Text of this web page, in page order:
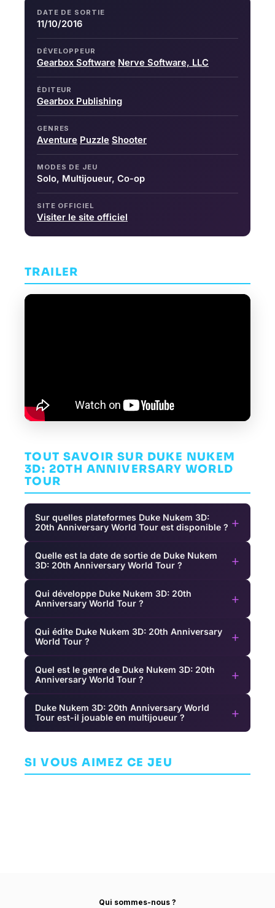
DATE DE SORTIE
11/10/2016
DÉVELOPPEUR
Gearbox Software Nerve Software, LLC
ÉDITEUR
Gearbox Publishing
GENRES
Aventure Puzzle Shooter
MODES DE JEU
Solo, Multijoueur, Co-op
SITE OFFICIEL
Visiter le site officiel
TRAILER
TOUT SAVOIR SUR DUKE NUKEM
3D: 20TH ANNIVERSARY WORLD
TOUR
Sur quelles plateformes Duke Nukem 3D:
20th Anniversary World Tour est disponible ? +
Quelle est la date de sortie de Duke Nukem
3D: 20th Anniversary World Tour ?
+
Qui développe Duke Nukem 3D: 20th
Anniversary World Tour ?
+
Qui édite Duke Nukem 3D: 20th Anniversary
World Tour ?
+
Quel est le genre de Duke Nukem 3D: 20th
Anniversary World Tour ?
+
Duke Nukem 3D: 20th Anniversary World
Tour est-il jouable en multijoueur ?
+
SI VOUS AIMEZ CE JEU
Rainbow
SIDEQUEST
Gotham
WB GAMES
Qui sommes-nous ?